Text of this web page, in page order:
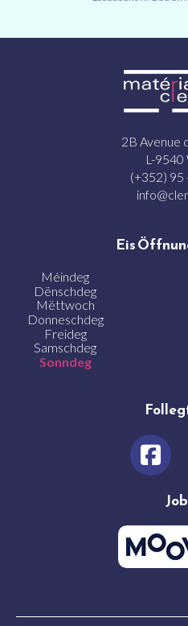
2B Avenue
L-9540
(+352) 95
Eis
Méindeg
Dënschdeg
Mëttwoch
Donneschdeg
Freideg
Samschdeg
Sonndeg